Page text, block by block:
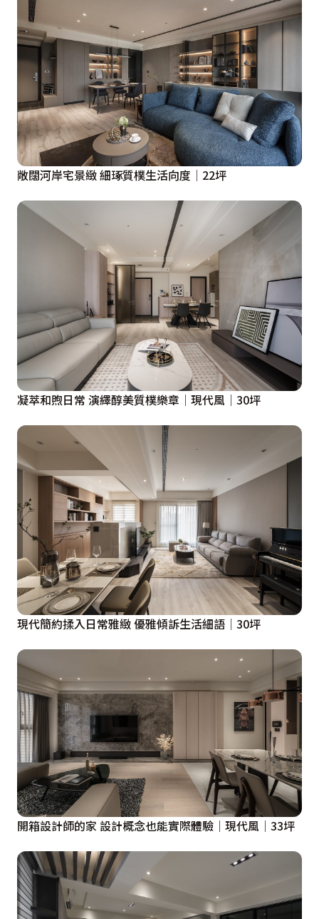
敞闊河岸宅景緻 細琢質樸生活向度│22坪
凝萃和煦日常 演繹醇美質樸樂章│現代風│30坪
現代簡約揉入日常雅緻 優雅傾訴生活細語│30坪
開箱設計師的家 設計概念也能實際體驗│現代風│33坪